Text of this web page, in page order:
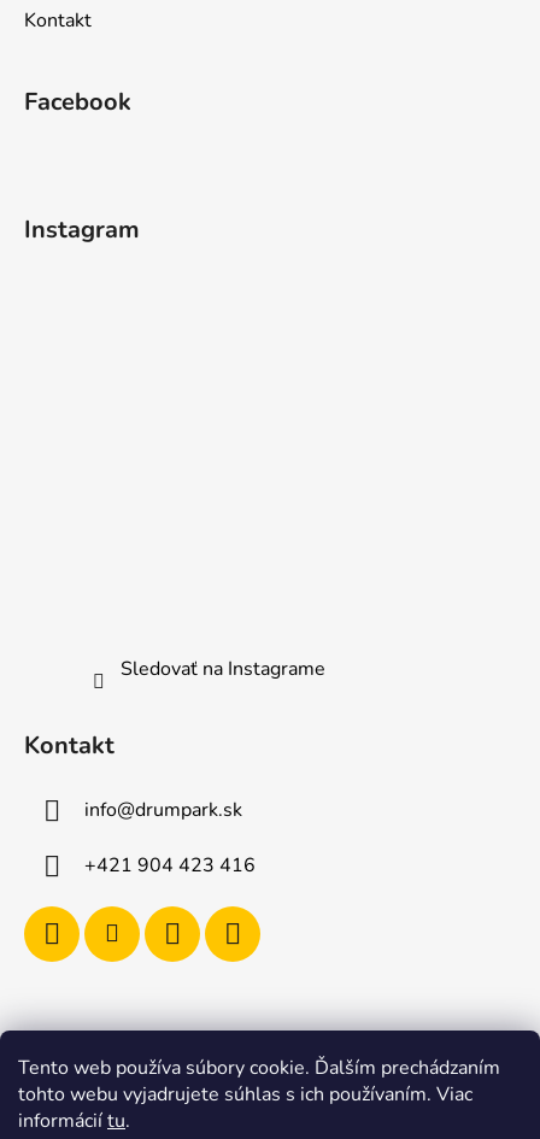
Tento web používa súbory cookie. Ďalším prechádzaním
tohto webu vyjadrujete súhlas s ich používaním. Viac
informáciítu.
Kontakt
Facebook
Instagram
Sledovať na Instagrame
Kontakt
info@drumpark.sk
+421 904 423 416
Navštívte aj e-shop s etnickými hudobnými nástrojmi
Drumbla.sk |
Tento web upravil onRock Design – Upravíme a